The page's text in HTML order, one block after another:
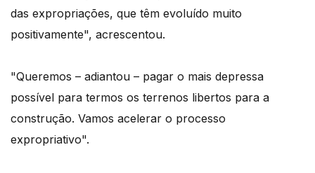
das expropriações, que têm evoluído muito
positivamente", acrescentou.
"Queremos – adiantou – pagar o mais depressa
possível para termos os terrenos libertos para a
construção. Vamos acelerar o processo
expropriativo".